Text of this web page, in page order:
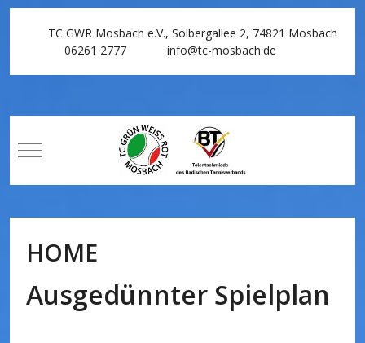
TC GWR Mosbach e.V., Solbergallee 2, 74821 Mosbach
06261 2777
info@tc-mosbach.de
Mobile Menu Toggle
HOME
Ausgedünnter Spielplan